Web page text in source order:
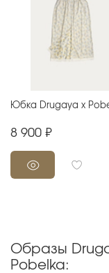
Юбка Drugaya x
8 900 ₽
Образы
Pobelka: